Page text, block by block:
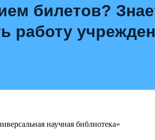
билетов?
работу
научная библиотека»